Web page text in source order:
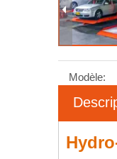
Modèle: